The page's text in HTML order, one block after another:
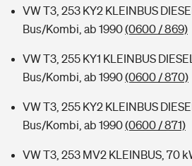
VW T3, 253 KY2 KLEINBUS
Bus/Kombi, ab 1990(0600 / 869)
VW T3, 255 KY1 KLEINBUS
Bus/Kombi, ab 1990(0600 / 870)
VW T3, 255 KY2 KLEINBUS
Bus/Kombi, ab 1990(0600 / 871)
VW T3, 253 MV2 KLEINBUS, 70